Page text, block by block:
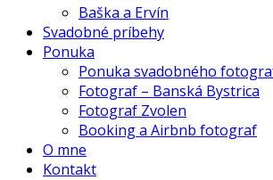
Baška a Ervín
Svadobné príbehy
Ponuka
Ponuka svadobného
Fotograf – Banská Bystrica
Fotograf Zvolen
Booking a Airbnb fotograf
O mne
Kontakt